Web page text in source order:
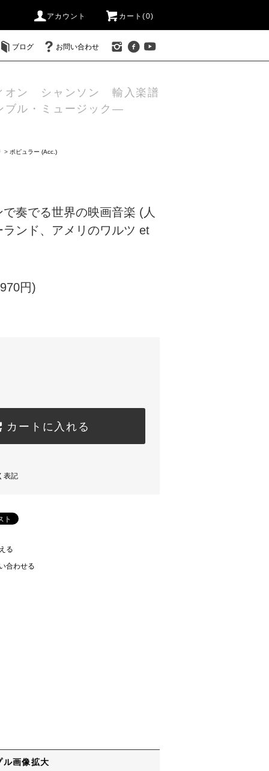
アカウント カート(0)
ブログ お問い合わせ
オン シャンソン 輸入楽譜
ル・ミュージック―
> ポピュラー (Acc.)
奏でる世界の映画音楽 (人
ンド、アメリのワルツ et
円)
カートに入れる
表記
る
合わせる
ル画像拡大